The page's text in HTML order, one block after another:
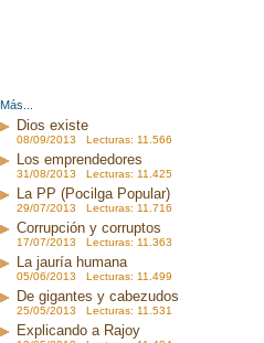
Más...
Dios existe
08/09/2013 Lecturas: 11.566
Los emprendedores
31/08/2013 Lecturas: 11.425
La PP (Pocilga Popular)
29/07/2013 Lecturas: 11.716
Corrupción y corruptos
17/07/2013 Lecturas: 11.363
La jauría humana
05/06/2013 Lecturas: 11.499
De gigantes y cabezudos
25/05/2013 Lecturas: 11.531
Explicando a Rajoy